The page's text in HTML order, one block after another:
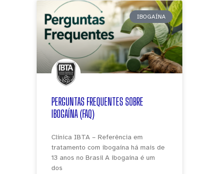
IBOGAÍNA
PERGUNTAS FREQUENTES SOBRE
IBOGAÍNA (FAQ)
Clínica IBTA – Referência em
tratamento com ibogaína há mais de
13 anos no Brasil A ibogaína é um
dos